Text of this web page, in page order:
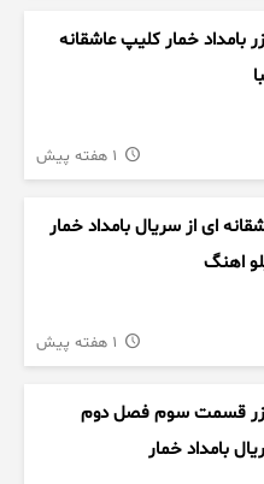
بامداد خمار کلیپ عاشقانه
ای از سریال بامداد خمار
اهنگ
قسمت سوم فصل دوم
بامداد خمار